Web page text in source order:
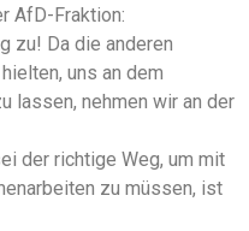
AfD-Fraktion:
zu! Da die anderen
uns an dem
lassen, nehmen wir an der
der richtige Weg, um mit
zu müssen, ist